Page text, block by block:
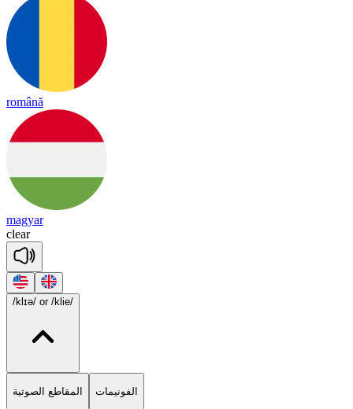
română
magyar
clear
/klɪə/ or /klie/
المقاطع الصوتية الفونيمات